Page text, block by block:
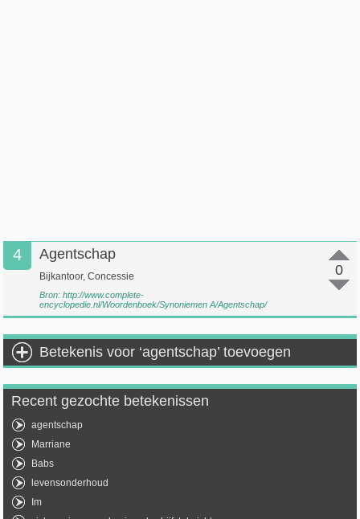
4
0
Agentschap
Bijkantoor, Concessie
Bron:http://www.complete-
encyclopedie.nl/Woordenboek/Synoniemen A/Agentschap/
Betekenis voor ‘agentschap’ toevoegen
Recent gezochte betekenissen
agentschap
Marriane
Babs
levensonderhoud
Im